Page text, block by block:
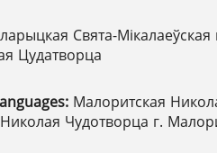
Свята-
Цудатворца
Малоритская
Чудотворца г.